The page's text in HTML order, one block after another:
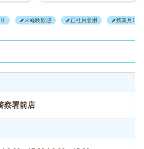
未経験歓迎 正社員登用 残業月10H
察署前店